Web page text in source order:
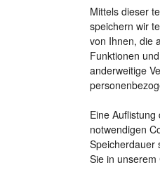
Mittels dieser
speichern wir
von Ihnen, die
Funktionen
anderweitige
Eine
notwendigen
Speicherdauer
Sie in unserem